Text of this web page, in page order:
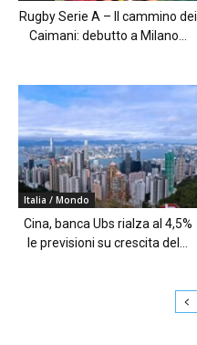
Rugby Serie A – Il cammino dei
Caimani: debutto a Milano...
Italia / Mondo
Cina, banca Ubs rialza al 4,5%
le previsioni su crescita del...